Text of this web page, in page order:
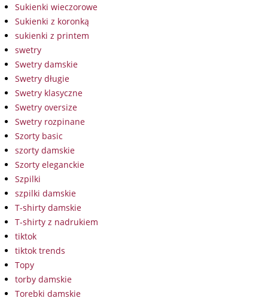
Sukienki wieczorowe
Sukienki z koronką
sukienki z printem
swetry
Swetry damskie
Swetry długie
Swetry klasyczne
Swetry oversize
Swetry rozpinane
Szorty basic
szorty damskie
Szorty eleganckie
Szpilki
szpilki damskie
T-shirty damskie
T-shirty z nadrukiem
tiktok
tiktok trends
Topy
torby damskie
Torebki damskie